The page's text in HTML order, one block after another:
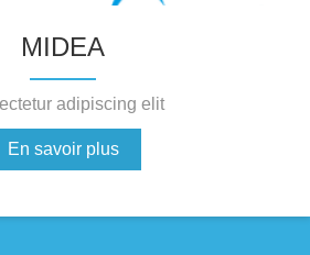
MIDEA
adipiscing elit
En savoir plus